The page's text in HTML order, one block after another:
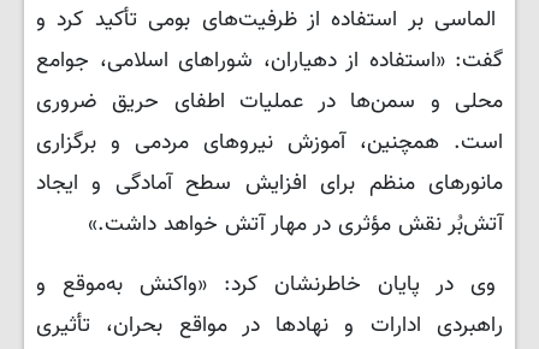
الماسی بر استفاده از ظرفیت‌های بومی تأکید کرد و
گفت: «استفاده از دهیاران، شوراهای اسلامی، جوامع
محلی و سمن‌ها در عملیات اطفای حریق ضروری
است. همچنین، آموزش نیروهای مردمی و برگزاری
مانورهای منظم برای افزایش سطح آمادگی و ایجاد
آتش‌بُر نقش مؤثری در مهار آتش خواهد داشت.»
وی در پایان خاطرنشان کرد: «واکنش به‌موقع و
راهبردی ادارات و نهادها در مواقع بحران، تأثیری